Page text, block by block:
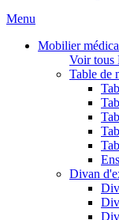
Menu
Mobilier
Voir tous
Table de
Divan